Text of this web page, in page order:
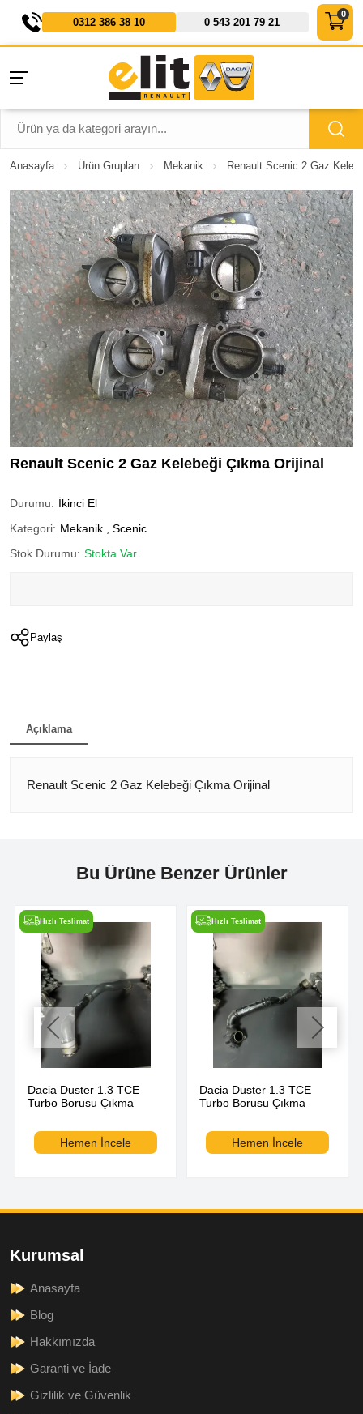
0312 386 38 10 0 543 201 79 21
Anasayfa Ürün Grupları Mekanik Renault Scenic 2 Gaz
Renault Scenic 2 Gaz Kelebeği Çıkma Orijinal
Durumu: İkinci El
Kategori: Mekanik
Scenic
Stok Durumu: Stokta Var
Paylaş
Açıklama
Renault Scenic 2 Gaz Kelebeği Çıkma Orijinal
Bu Ürüne Benzer Ürünler
Hızlı Teslimat
Dacia Duster 1.3 TCE
Turbo Borusu Çıkma
Hemen İncele
Hızlı Teslimat
Dacia Duster 1.3 TCE
Turbo Borusu Çıkma
Hemen İncele
Kurumsal
Anasayfa
Blog
Hakkımızda
Garanti ve İade
Gizlilik ve Güvenlik